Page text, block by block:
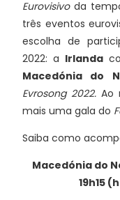
Eurovisivoda
três eventos
escolha de
2022: a Irlanda
Macedónia do
Evrosong 2022.Ao
mais uma gala do
Saiba como
Macedónia do
19h15